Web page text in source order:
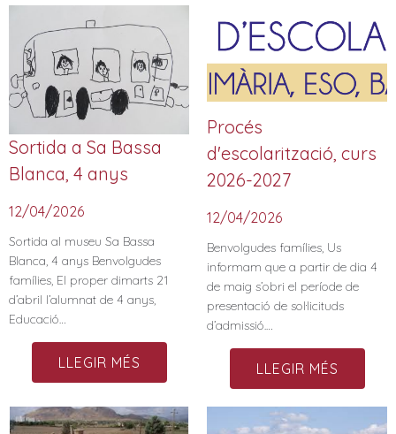
Sortida a Sa Bassa
Blanca, 4 anys
12/04/2026
Sortida al museu Sa Bassa
Blanca, 4 anys Benvolgudes
famílies, El proper dimarts 21
d’abril l’alumnat de 4 anys,
Educació…
LLEGIR MÉS
Procés
d'escolarització, curs
2026-2027
12/04/2026
Benvolgudes famílies, Us
informam que a partir de dia 4
de maig s’obri el període de
presentació de sol·licituds
d’admissió.…
LLEGIR MÉS